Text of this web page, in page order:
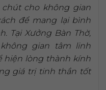
chút cho không gian
để mang lại bình
Tại Xưởng Bàn Thờ,
gian tâm linh
hiện lòng thành kính
giá trị tinh thần tốt